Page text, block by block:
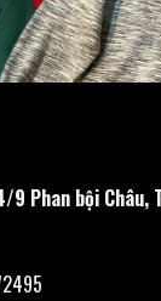
Phan bội Châu,